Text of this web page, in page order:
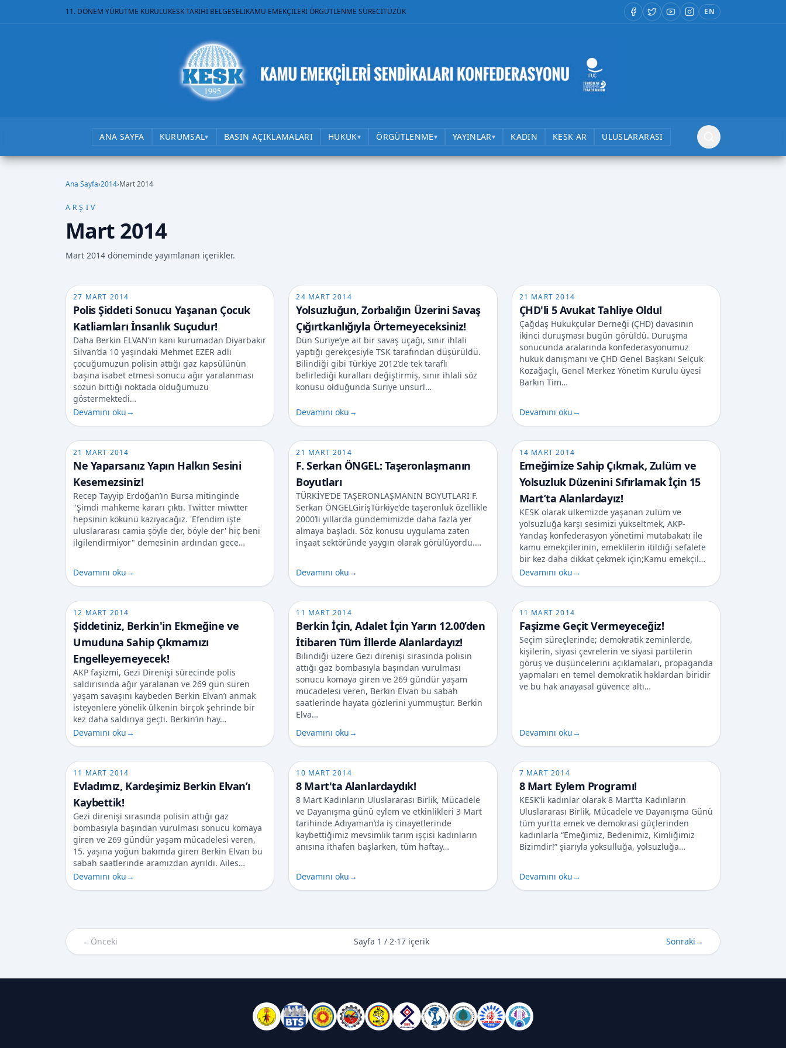
11. DÖNEM YÜRÜTME KURULUKESK TARİHİ BELGESELİKAMU EMEKÇİLERİ ÖRGÜTLENME SÜRECİTÜZÜK EN
ANA SAYFA KURUMSAL▾ BASIN AÇIKLAMALARI HUKUK▾ ÖRGÜTLENME▾ YAYINLAR▾ KADIN KESK AR ULUSLARARASI
Ana Sayfa›2014›Mart 2014
ARŞIV
Mart 2014
Mart 2014 döneminde yayımlanan içerikler.
27 MART 2014
Polis Şiddeti Sonucu Yaşanan Çocuk
Katliamları İnsanlık Suçudur!
Daha Berkin ELVAN’ın kanı kurumadan Diyarbakır
Silvan’da 10 yaşındaki Mehmet EZER adlı
çocuğumuzun polisin attığı gaz kapsülünün
başına isabet etmesi sonucu ağır yaralanması
sözün bittiği noktada olduğumuzu
göstermektedi…
Devamını oku→
24 MART 2014
Yolsuzluğun, Zorbalığın Üzerini Savaş
Çığırtkanlığıyla Örtemeyeceksiniz!
Dün Suriye’ye ait bir savaş uçağı, sınır ihlali
yaptığı gerekçesiyle TSK tarafından düşürüldü.
Bilindiği gibi Türkiye 2012’de tek taraflı
belirlediği kuralları değiştirmiş, sınır ihlali söz
konusu olduğunda Suriye unsurl…
Devamını oku→
21 MART 2014
ÇHD'li 5 Avukat Tahliye Oldu!
Çağdaş Hukukçular Derneği (ÇHD) davasının
ikinci duruşması bugün görüldü. Duruşma
sonucunda aralarında konfederasyonumuz
hukuk danışmanı ve ÇHD Genel Başkanı Selçuk
Kozağaçlı, Genel Merkez Yönetim Kurulu üyesi
Barkın Tim…
Devamını oku→
21 MART 2014
Ne Yaparsanız Yapın Halkın Sesini
Kesemezsiniz!
Recep Tayyip Erdoğan’ın Bursa mitinginde
"Şimdi mahkeme kararı çıktı. Twitter miwtter
hepsinin kökünü kazıyacağız. 'Efendim işte
uluslararası camia şöyle der, böyle der' hiç beni
ilgilendirmiyor" demesinin ardından gece…
Devamını oku→
21 MART 2014
F. Serkan ÖNGEL: Taşeronlaşmanın
Boyutları
TÜRKİYE’DE TAŞERONLAŞMANIN BOYUTLARI F.
Serkan ÖNGELGirişTürkiye’de taşeronluk özellikle
2000’li yıllarda gündemimizde daha fazla yer
almaya başladı. Söz konusu uygulama zaten
inşaat sektöründe yaygın olarak görülüyordu.…
Devamını oku→
14 MART 2014
Emeğimize Sahip Çıkmak, Zulüm ve
Yolsuzluk Düzenini Sıfırlamak İçin 15
Mart’ta Alanlardayız!
KESK olarak ülkemizde yaşanan zulüm ve
yolsuzluğa karşı sesimizi yükseltmek, AKP-
Yandaş konfederasyon yönetimi mutabakatı ile
kamu emekçilerinin, emeklilerin itildiği sefalete
bir kez daha dikkat çekmek için;Kamu emekçil…
Devamını oku→
12 MART 2014
Şiddetiniz, Berkin'in Ekmeğine ve
Umuduna Sahip Çıkmamızı
Engelleyemeyecek!
AKP faşizmi, Gezi Direnişi sürecinde polis
saldırısında ağır yaralanan ve 269 gün süren
yaşam savaşını kaybeden Berkin Elvan’ı anmak
isteyenlere yönelik ülkenin birçok şehrinde bir
kez daha saldırıya geçti. Berkin’in hay…
Devamını oku→
11 MART 2014
Berkin İçin, Adalet İçin Yarın 12.00’den
İtibaren Tüm İllerde Alanlardayız!
Bilindiği üzere Gezi direnişi sırasında polisin
attığı gaz bombasıyla başından vurulması
sonucu komaya giren ve 269 gündür yaşam
mücadelesi veren, Berkin Elvan bu sabah
saatlerinde hayata gözlerini yummuştur. Berkin
Elva…
Devamını oku→
11 MART 2014
Faşizme Geçit Vermeyeceğiz!
Seçim süreçlerinde; demokratik zeminlerde,
kişilerin, siyasi çevrelerin ve siyasi partilerin
görüş ve düşüncelerini açıklamaları, propaganda
yapmaları en temel demokratik haklardan biridir
ve bu hak anayasal güvence altı…
Devamını oku→
11 MART 2014
Evladımız, Kardeşimiz Berkin Elvan’ı
Kaybettik!
Gezi direnişi sırasında polisin attığı gaz
bombasıyla başından vurulması sonucu komaya
giren ve 269 gündür yaşam mücadelesi veren,
15. yaşına yoğun bakımda giren Berkin Elvan bu
sabah saatlerinde aramızdan ayrıldı. Ailes…
Devamını oku→
10 MART 2014
8 Mart'ta Alanlardaydık!
8 Mart Kadınların Uluslararası Birlik, Mücadele
ve Dayanışma günü eylem ve etkinlikleri 3 Mart
tarihinde Adıyaman’da iş cinayetlerinde
kaybettiğimiz mevsimlik tarım işçisi kadınların
anısına ithafen başlarken, tüm haftay…
Devamını oku→
7 MART 2014
8 Mart Eylem Programı!
KESK’li kadınlar olarak 8 Mart’ta Kadınların
Uluslararası Birlik, Mücadele ve Dayanışma Günü
tüm yurtta emek ve demokrasi güçlerinden
kadınlarla “Emeğimiz, Bedenimiz, Kimliğimiz
Bizimdir!” şiarıyla yoksulluğa, yolsuzluğa…
Devamını oku→
← Önceki Sayfa 1 / 2·17 içerik Sonraki→